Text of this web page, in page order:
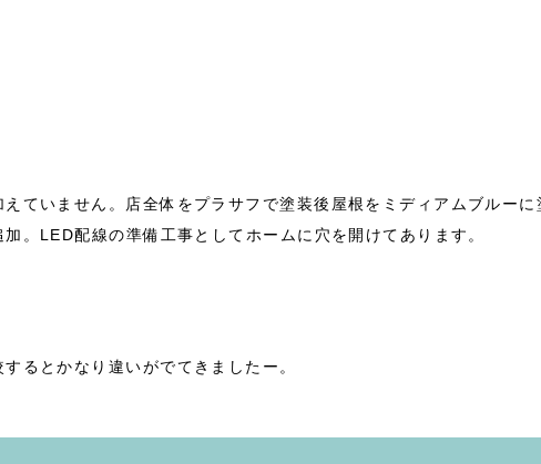
ていません。店全体をプラサフで塗装後屋根をミディアムブルー
。LED配線の準備工事としてホームに穴を開けてあります。
るとかなり違いがでてきましたー。